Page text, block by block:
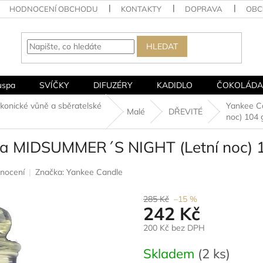
HODNOCENÍ OBCHODU KONTAKTY DOPRAVA
HLEDAT
SVÍČKY DIFUZÉRY KADIDLO ČOKOLÁDA
vůně a sběratelské
Malé DŘEVITÉ
Yankee
noc) 104
MIDSUMMER´S NIGHT (Letní noc)
Značka: Yankee Candle
285 Kč –15 %
242 Kč
200 Kč bez DPH
cena:
Skladem (2 ks)